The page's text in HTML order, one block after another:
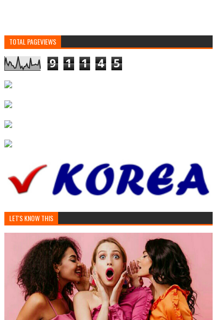
TOTAL PAGEVIEWS
9 1 1 4 5
LET'S KNOW THIS